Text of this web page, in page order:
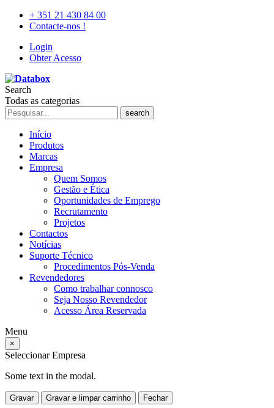
+ 351 21 430 84 00
Contacte-nos !
Login
Obter Acesso
Search
Todas as categorias
search
Início
Produtos
Marcas
Empresa
Quem Somos
Gestão e Ética
Oportunidades de Emprego
Recrutamento
Projetos
Contactos
Notícias
Suporte Técnico
Procedimentos Pós-Venda
Revendedores
Como trabalhar connosco
Seja Nosso Revendedor
Acesso Área Reservada
Menu
×
Seleccionar Empresa
Some text in the modal.
Gravar Gravar e limpar carrinho Fechar